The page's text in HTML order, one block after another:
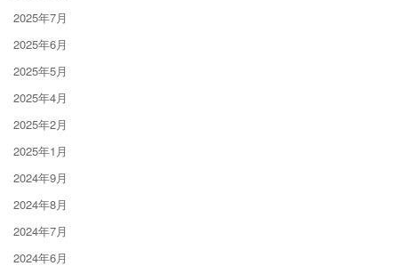
2025年7月
2025年6月
2025年5月
2025年4月
2025年2月
2025年1月
2024年9月
2024年8月
2024年7月
2024年6月